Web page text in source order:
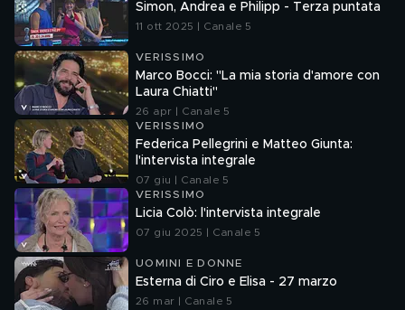
Simon, Andrea e Philipp - Terza puntata
11 ott 2025 | Canale 5
VERISSIMO
Marco Bocci: "La mia storia d'amore con
Laura Chiatti"
26 apr | Canale 5
VERISSIMO
Federica Pellegrini e Matteo Giunta:
l'intervista integrale
07 giu | Canale 5
VERISSIMO
Licia Colò: l'intervista integrale
07 giu 2025 | Canale 5
UOMINI E DONNE
Esterna di Ciro e Elisa - 27 marzo
26 mar | Canale 5